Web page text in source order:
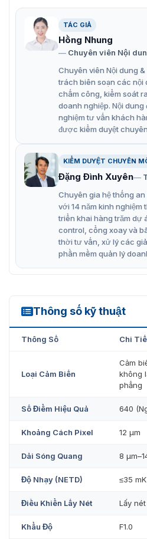
Hỗ trợ thẻ microSD tối đa
quản lý bảo mật mạnh mẽ.
Khả năng phân tích thông
phân loại đối tượng (người/
nóng/lạnh.
TÁC GIẢ
Hồng Nhung
Chuyên viên Nội
Chuyên viên Nội dung
trách biên soạn các nội
chấm công, kiểm soát
doanh nghiệp. Nội
nghiệm tư vấn khách
được kiểm duyệt
KIỂM DUYỆT CHUYÊN
Đặng Đình Xuyên
Chuyên gia hệ thống
với 14 năm kinh
triển khai hàng trăm dự
control, cổng xoay và
thời tư vấn, xử lý các
phần mềm quản lý
Thông số kỹ thuật
TPC-BF5601-S2_V2
Thông Số Chi
Loại Cảm Biến
Cảm
không
phẳng
Số Điểm Hiệu Quả 640
Khoảng Cách Pixel 12 μm
Dải Sóng Quang 8
Độ Nhạy (NETD) ≤35
Điều Khiển Lấy Nét Lấy
Khẩu Độ F1.0